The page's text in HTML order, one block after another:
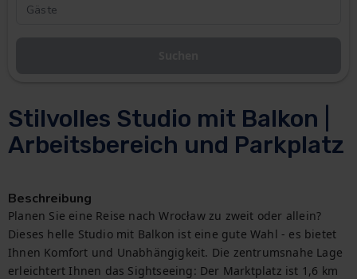
Stilvolles Studio mit Balkon |
Arbeitsbereich und Parkplatz
Beschreibung
Planen Sie eine Reise nach Wrocław zu zweit oder allein?
Dieses helle Studio mit Balkon ist eine gute Wahl - es bietet
Ihnen Komfort und Unabhängigkeit. Die zentrumsnahe Lage
erleichtert Ihnen das Sightseeing: Der Marktplatz ist 1,6 km